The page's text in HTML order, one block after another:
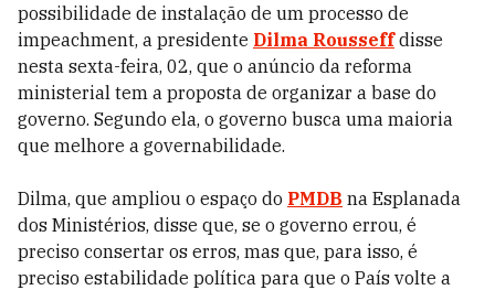
possibilidade de instalação de um processo de
impeachment, a presidente Dilma Rousseffdisse
nesta sexta-feira, 02, que o anúncio da reforma
ministerial tem a proposta de organizar a base do
governo. Segundo ela, o governo busca uma maioria
que melhore a governabilidade.
Dilma, que ampliou o espaço do PMDB na Esplanada
dos Ministérios, disse que, se o governo errou, é
preciso consertar os erros, mas que, para isso, é
preciso estabilidade política para que o País volte a